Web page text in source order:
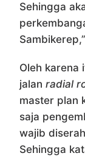
Sehingga
Oleh karena
jalan radial
master plan
saja
wajib
Sehingga